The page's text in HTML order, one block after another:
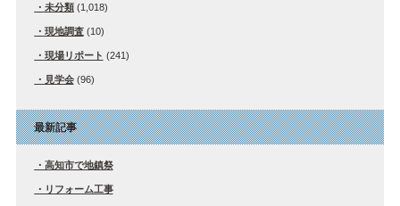
未分類(1,018)
現地調査(10)
現場リポート (241)
見学会(96)
最新記事
高知市で地鎮祭
リフォーム工事